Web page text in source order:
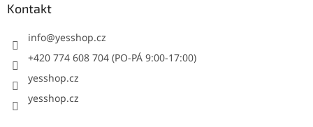
Kontakt
info@yesshop.cz
+420 774 608 704 (PO-PÁ 9:00-17:00)
yesshop.cz
yesshop.cz